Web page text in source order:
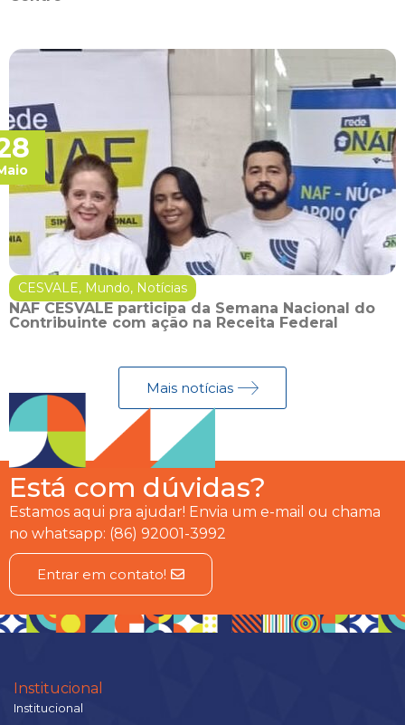
CESVALE, Mundo, Notícias
NAF CESVALE participa da Semana Nacional do
Contribuinte com ação na Receita Federal
Mais notícias
Está com dúvidas?
Estamos aqui pra ajudar! Envia um e-mail ou chama
no whatsapp: (86) 92001-3992
Entrar em contato!
Institucional
Institucional